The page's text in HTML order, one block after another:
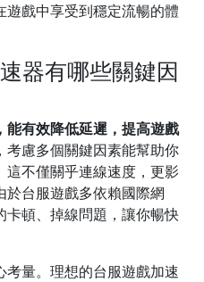
戲中享受到穩定流暢的體
器有哪些關鍵因
有效降低延遲，提高遊戲
考慮多個關鍵因素能幫助你
不僅關乎連線速度，更影
台服遊戲多依賴國際網
頓、掉線問題，讓你暢快
量。理想的台服遊戲加速